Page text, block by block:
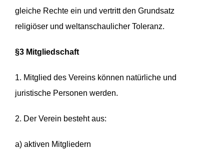
gleiche Rechte ein und vertritt den Grundsatz
religiöser und weltanschaulicher Toleranz.
§3 Mitgliedschaft
1. Mitglied des Vereins können natürliche und
juristische Personen werden.
2. Der Verein besteht aus:
a) aktiven Mitgliedern